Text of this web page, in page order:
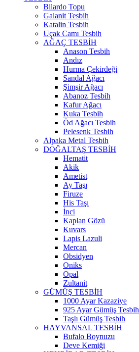
Bilardo Topu
Galanit Tesbih
Katalin Tesbih
Uçak Camı Tesbih
AĞAÇ TESBİH
Anason Tesbih
Andız
Hurma Çekirdeği
Sandal Ağacı
Şimşir Ağacı
Abanoz Tesbih
Kafur Ağacı
Kuka Tesbih
Öd Ağacı Tesbih
Pelesenk Tesbih
Alpaka Metal Tesbih
DOĞALTAŞ TESBİH
Hematit
Akik
Ametist
Ay Taşı
Firuze
His Taşı
İnci
Kaplan Gözü
Kuvars
Lapis Lazuli
Mercan
Obsidyen
Oniks
Opal
Zultanit
GÜMÜŞ TESBİH
1000 Ayar Kazaziye
925 Ayar Gümüş Tesbih
Taşlı Gümüş Tesbih
HAYVANSAL TESBİH
Bufalo Boynuzu
Deve Kemiği